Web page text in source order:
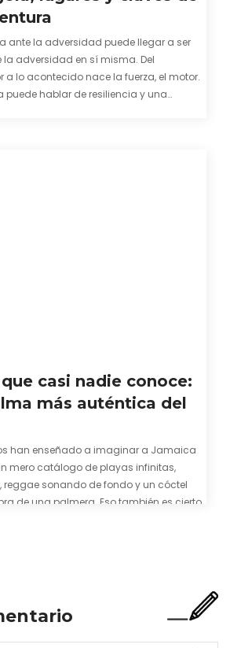
ante la adversidad puede llegar a ser
adversidad en sí misma. Del
a lo acontecido nace la fuerza, el motor.
puede hablar de resiliencia y una
casi nadie conoce:
más auténtica del
han enseñado a imaginar a Jamaica
mero catálogo de playas infinitas,
reggae sonando de fondo y un cóctel
de una palmera. Eso también es cierto.